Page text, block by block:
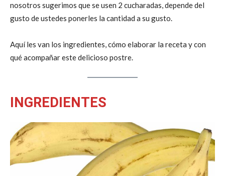
nosotros sugerimos que se usen 2 cucharadas, depende del
gusto de ustedes ponerles la cantidad a su gusto.
Aquí les van los ingredientes, cómo elaborar la receta y con
qué acompañar este delicioso postre.
INGREDIENTES